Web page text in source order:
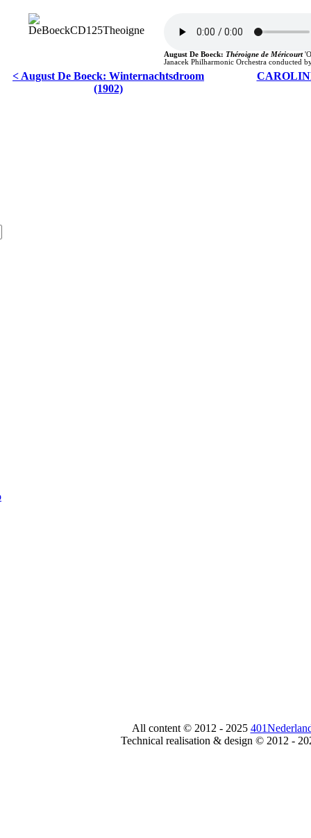
August De Boeck: Théroigne de Méricourt
Janacek Philharmonic Orchestra conducted
< August De Boeck: Winternachtsdroom
(1902)
All content © 2012 - 2025
Technical realisation & design © 2012 -